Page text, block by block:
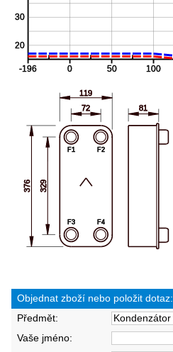
Objednat zboží nebo položit dotaz:
Předmět:
Vaše jméno: